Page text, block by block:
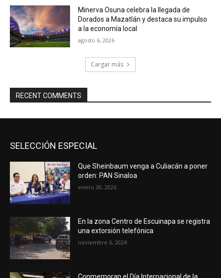
Minerva Osuna celebra la llegada de
Dorados a Mazatlán y destaca su impulso
a la economía local
agosto 6, 2026
Cargar más
RECENT COMMENTS
SELECCIÓN ESPECIAL
Que Sheinbaum venga a Culiacán a poner
orden: PAN Sinaloa
enero 30, 2026
En la zona Centro de Escuinapa se registra
una extorsión telefónica
noviembre 6, 2024
Conmemoran el Día Internacional de la